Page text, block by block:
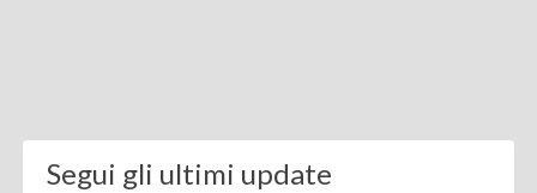
Segui gli ultimi update